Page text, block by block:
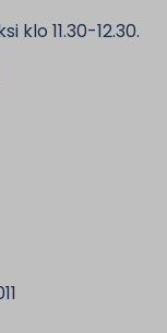
klo 11.30-12.30.